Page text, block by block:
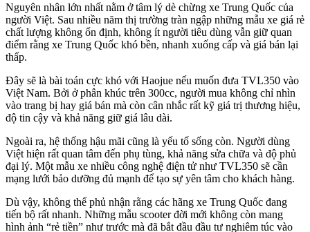
Nguyên nhân lớn nhất nằm ở tâm lý dè chừng xe Trung Quốc của
người Việt. Sau nhiều năm thị trường tràn ngập những mẫu xe giá rẻ
chất lượng không ổn định, không ít người tiêu dùng vẫn giữ quan
điểm rằng xe Trung Quốc khó bền, nhanh xuống cấp và giá bán lại
thấp.
Đây sẽ là bài toán cực khó với Haojue nếu muốn đưa TVL350 vào
Việt Nam. Bởi ở phân khúc trên 300cc, người mua không chỉ nhìn
vào trang bị hay giá bán mà còn cân nhắc rất kỹ giá trị thương hiệu,
độ tin cậy và khả năng giữ giá lâu dài.
Ngoài ra, hệ thống hậu mãi cũng là yếu tố sống còn. Người dùng
Việt hiện rất quan tâm đến phụ tùng, khả năng sửa chữa và độ phủ
đại lý. Một mẫu xe nhiều công nghệ điện tử như TVL350 sẽ cần
mạng lưới bảo dưỡng đủ mạnh để tạo sự yên tâm cho khách hàng.
Dù vậy, không thể phủ nhận rằng các hãng xe Trung Quốc đang
tiến bộ rất nhanh. Những mẫu scooter đời mới không còn mang
hình ảnh “rẻ tiền” như trước mà đã bắt đầu đầu tư nghiêm túc vào